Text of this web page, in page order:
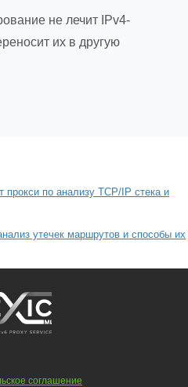
не лечит IPv4-
их в другую
по анализу TCP/IP стека и
утечек маршрутов и способы их
соглашение